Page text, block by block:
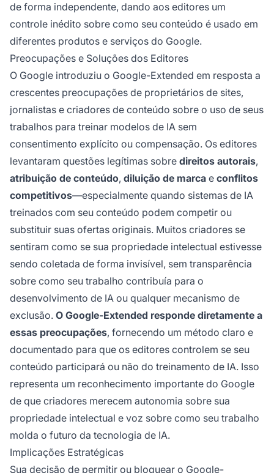
de forma independente, dando aos editores um
controle inédito sobre como seu conteúdo é usado em
diferentes produtos e serviços do Google.
Preocupações e Soluções dos Editores
O Google introduziu o Google-Extended em resposta a
crescentes preocupações de proprietários de sites,
jornalistas e criadores de conteúdo sobre o uso de seus
trabalhos para treinar modelos de IA sem
consentimento explícito ou compensação. Os editores
levantaram questões legítimas sobre direitos autorais,
atribuição de conteúdo, diluição de marca e conflitos
competitivos—especialmente quando sistemas de IA
treinados com seu conteúdo podem competir ou
substituir suas ofertas originais. Muitos criadores se
sentiram como se sua propriedade intelectual estivesse
sendo coletada de forma invisível, sem transparência
sobre como seu trabalho contribuía para o
desenvolvimento de IA ou qualquer mecanismo de
exclusão. O Google-Extended responde diretamente a
essas preocupações, fornecendo um método claro e
documentado para que os editores controlem se seu
conteúdo participará ou não do treinamento de IA. Isso
representa um reconhecimento importante do Google
de que criadores merecem autonomia sobre sua
propriedade intelectual e voz sobre como seu trabalho
molda o futuro da tecnologia de IA.
Implicações Estratégicas
Sua decisão de permitir ou bloquear o Google-